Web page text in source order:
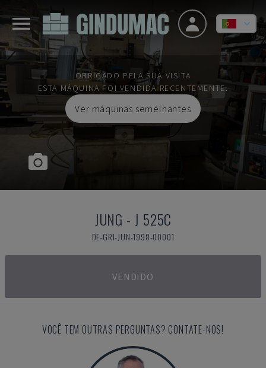
OBRIGADO PELA SUA VISITA
ESTA MÁQUINA FOI VENDIDA RECENTEMENTE.
Ver máquinas semelhantes
JUNG - J 525C
DE-GRI-JUN-1998-00001
VENDIDO
VOCÊ TEM OUTRAS PERGUNTAS? CONTATE-NOS!